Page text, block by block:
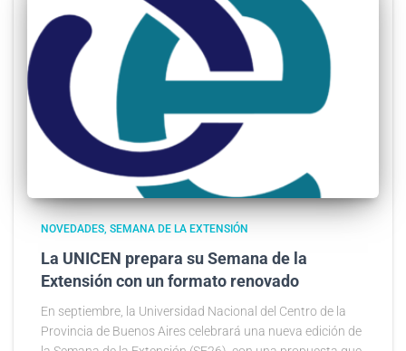
NOVEDADES SEMANA DE LA EXTENSIÓN
La UNICEN prepara su Semana de la
Extensión con un formato renovado
En septiembre, la Universidad Nacional del Centro de la
Provincia de Buenos Aires celebrará una nueva edición de